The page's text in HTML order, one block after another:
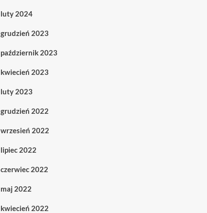
luty 2024
grudzień 2023
październik 2023
kwiecień 2023
luty 2023
grudzień 2022
wrzesień 2022
lipiec 2022
czerwiec 2022
maj 2022
kwiecień 2022